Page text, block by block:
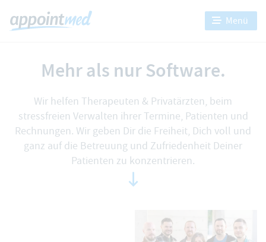
Menü
Mehr als nur Software.
Wir helfen Therapeuten & Privatärzten, beim
stressfreien Verwalten ihrer Termine, Patienten und
Rechnungen. Wir geben Dir die Freiheit, Dich voll und
ganz auf die Betreuung und Zufriedenheit Deiner
Patienten zu konzentrieren.